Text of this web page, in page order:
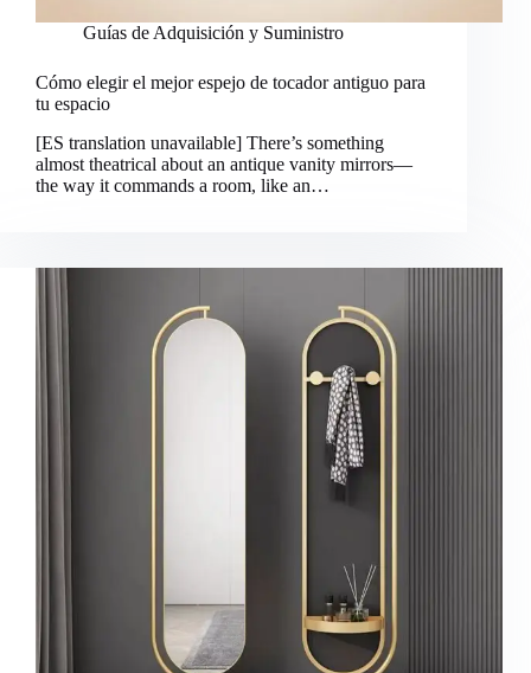
Guías de Adquisición y Suministro
Cómo elegir el mejor espejo de tocador antiguo para
tu espacio
[ES translation unavailable] There’s something
almost theatrical about an antique vanity mirrors—
the way it commands a room, like an…